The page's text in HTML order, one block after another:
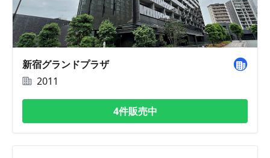
新宿グランドプラザ
2011
4件販売中